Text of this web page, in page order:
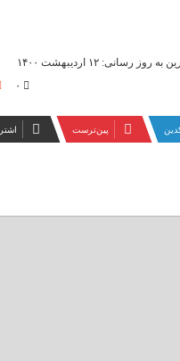
به روز رسانی: ۱۲ اردیبهشت ۱۴۰۰
۰
‫پین‌ترست